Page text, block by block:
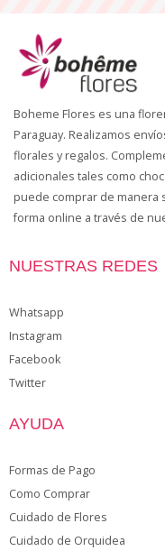
Boheme Flores es una
Paraguay. Realizamos
florales y regalos.
adicionales tales como
puede comprar de manera
forma online a través de
NUESTRAS REDES
Whatsapp
Instagram
Facebook
Twitter
AYUDA
Formas de Pago
Como Comprar
Cuidado de Flores
Cuidado de Orquidea